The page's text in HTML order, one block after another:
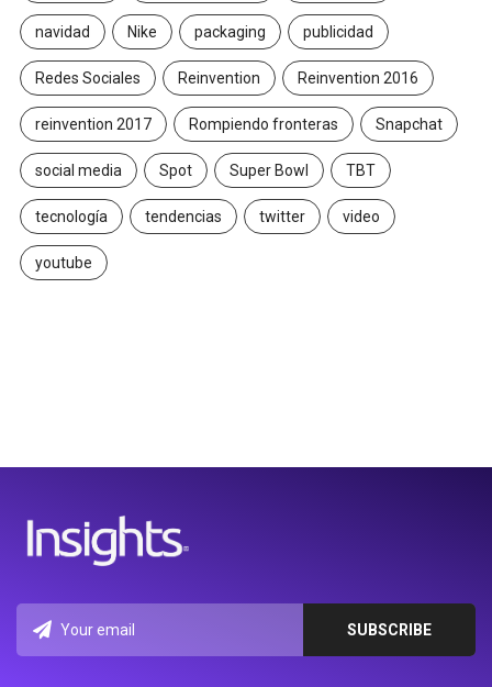
navidad Nike packaging publicidad
Redes Sociales Reinvention Reinvention 2016
reinvention 2017 Rompiendo fronteras Snapchat
social media Spot Super Bowl TBT
tecnología tendencias twitter video
youtube